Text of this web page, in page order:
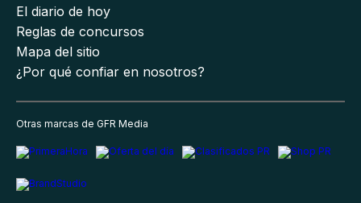
El diario de hoy
Reglas de concursos
Mapa del sitio
¿Por qué confiar en nosotros?
Otras marcas de GFR Media